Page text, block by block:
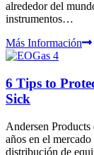
alrededor del
instrumentos…
Más Información
6 Tips to
Sick
Andersen Products
años en el
distribución de